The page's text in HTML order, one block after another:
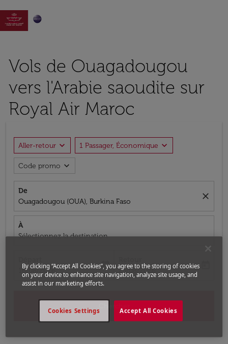

Vols de Ouagadougou
vers l'Arabie saoudite sur
Royal Air Maroc
Aller-retour expand_more 1 Passager, Économique expand_more
Code promo expand_more
De
Ouagadougou (OUA), Burkina Faso
close
À
Sélectionnez la destination
fc-booking-departure-date-aria-label
16/08/2026
today
fc-booking-return-date-aria-label
23/08/2026
By clicking “Accept All Cookies”, you agree to the storing of cookies
on your device to enhance site navigation, analyze site usage, and
assist in our marketing efforts.
Accept All Cookies
Cookies Settings